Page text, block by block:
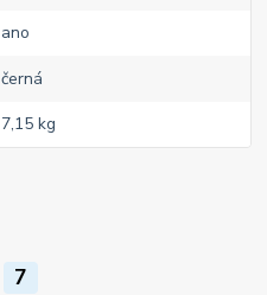
ano
černá
7,15 kg
7